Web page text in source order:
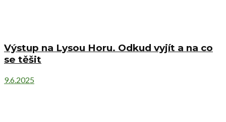
Výstup na Lysou Horu. Odkud vyjít a na co
se těšit
9.6.2025